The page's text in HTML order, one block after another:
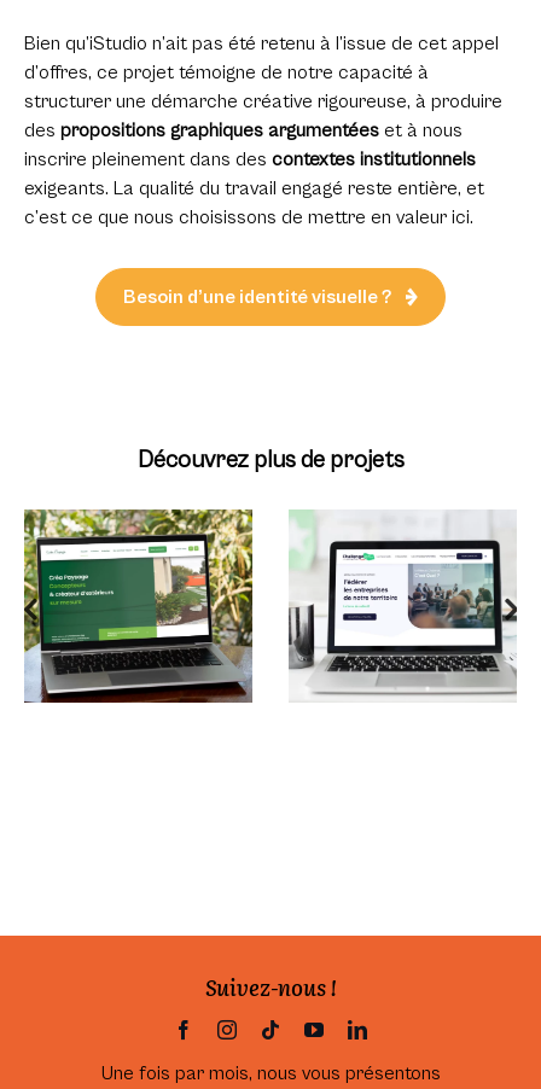
Bien qu’iStudio n’ait pas été retenu à l’issue de cet appel
d’offres, ce projet témoigne de notre capacité à
structurer une démarche créative rigoureuse, à produire
des propositions graphiques argumentéeset à nous
inscrire pleinement dans des contextes institutionnels
exigeants. La qualité du travail engagé reste entière, et
c’est ce que nous choisissons de mettre en valeur ici.
Besoin d’une identité visuelle ?
Découvrez plus de projets
Une stratégie de
communication
globale
pour un paysagiste
Refonte du logo et
du site internet
d’un réseau
d’entreprises
vendéen
Suivez-nous !
Une fois par mois, nous vous présentons